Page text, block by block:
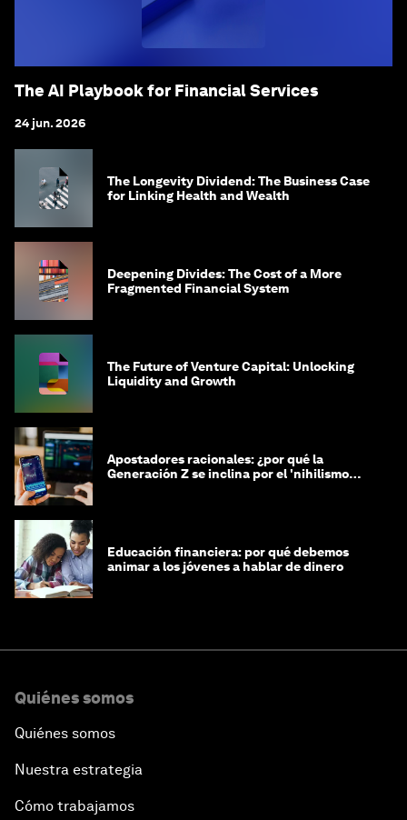
The AI Playbook for Financial Services
24 jun. 2026
The Longevity Dividend: The Business Case
for Linking Health and Wealth
Deepening Divides: The Cost of a More
Fragmented Financial System
The Future of Venture Capital: Unlocking
Liquidity and Growth
Apostadores racionales: ¿por qué la
Generación Z se inclina por el 'nihilismo
Educación financiera: por qué debemos
animar a los jóvenes a hablar de dinero
Quiénes somos
Quiénes somos
Nuestra estrategia
Cómo trabajamos